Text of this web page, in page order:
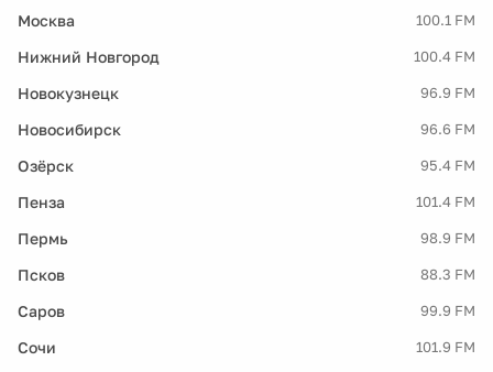
Москва 100.1 FM
Нижний Новгород 100.4 FM
Новокузнецк 96.9 FM
Новосибирск 96.6 FM
Озёрск 95.4 FM
Пенза 101.4 FM
Пермь 98.9 FM
Псков 88.3 FM
Саров 99.9 FM
Сочи 101.9 FM